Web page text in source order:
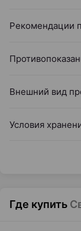
Рекомендации
Внешний вид
Условия
Где купить